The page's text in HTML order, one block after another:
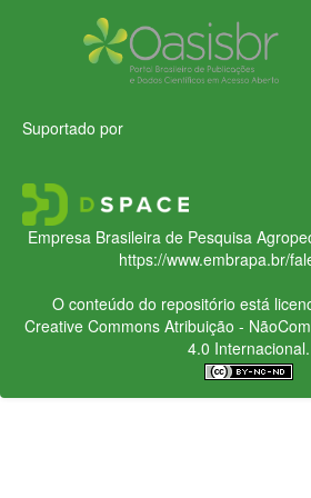
Suportado por
Empresa Brasileira de Pesquisa
https://www.embrapa.br/
O conteúdo do repositório está
Creative CommonsAtribuição -
4.0 Internacional.